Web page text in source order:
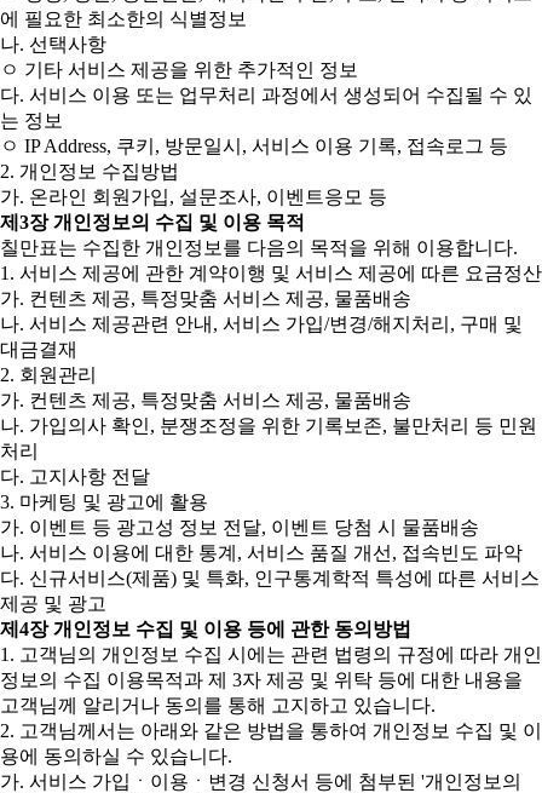
에 필요한 최소한의 식별정보
나. 선택사항
ㅇ 기타 서비스 제공을 위한 추가적인 정보
다. 서비스 이용 또는 업무처리 과정에서 생성되어 수집될 수 있
는 정보
ㅇ IP Address, 쿠키, 방문일시, 서비스 이용 기록, 접속로그 등
2. 개인정보 수집방법
가. 온라인 회원가입, 설문조사, 이벤트응모 등
제3장 개인정보의 수집 및 이용 목적
칠만표는 수집한 개인정보를 다음의 목적을 위해 이용합니다.
1. 서비스 제공에 관한 계약이행 및 서비스 제공에 따른 요금정산
가. 컨텐츠 제공, 특정맞춤 서비스 제공, 물품배송
나. 서비스 제공관련 안내, 서비스 가입/변경/해지처리, 구매 및
대금결재
2. 회원관리
가. 컨텐츠 제공, 특정맞춤 서비스 제공, 물품배송
나. 가입의사 확인, 분쟁조정을 위한 기록보존, 불만처리 등 민원
처리
다. 고지사항 전달
3. 마케팅 및 광고에 활용
가. 이벤트 등 광고성 정보 전달, 이벤트 당첨 시 물품배송
나. 서비스 이용에 대한 통계, 서비스 품질 개선, 접속빈도 파악
다. 신규서비스(제품) 및 특화, 인구통계학적 특성에 따른 서비스
제공 및 광고
제4장 개인정보 수집 및 이용 등에 관한 동의방법
1. 고객님의 개인정보 수집 시에는 관련 법령의 규정에 따라 개인
정보의 수집 이용목적과 제 3자 제공 및 위탁 등에 대한 내용을
고객님께 알리거나 동의를 통해 고지하고 있습니다.
2. 고객님께서는 아래와 같은 방법을 통하여 개인정보 수집 및 이
용에 동의하실 수 있습니다.
가. 서비스 가입ㆍ이용ㆍ변경 신청서 등에 첨부된 '개인정보의